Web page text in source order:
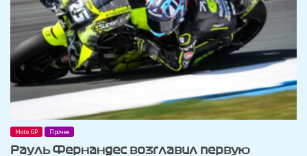
Moto GP Прочее
Рауль Фернандес возглавил первую